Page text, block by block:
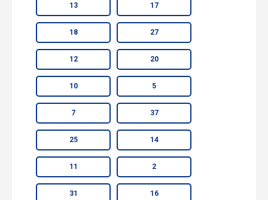
13 17
18 27
12 20
10 5
7 37
25 14
11 2
31 16